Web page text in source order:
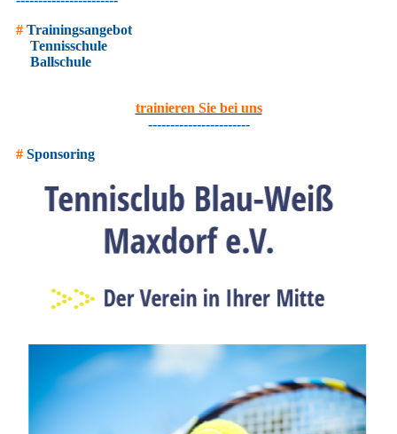
# Trainingsangebot
Tennisschule
Ballschule
trainieren Sie bei uns
-----------------------
# Sponsoring